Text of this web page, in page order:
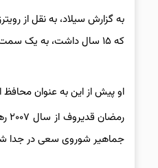
که ۱۵ سال داشت، به یک سمت رسمی منصوب می شود.
او پیش از این به عنوان
جماهیر شوروی سعی در جدا